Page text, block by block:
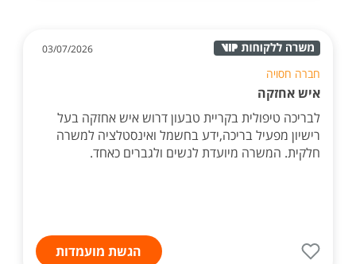
03/07/2026
חברה חסויה
איש אחזקה
לבריכה טיפולית בקריית טבעון דרוש איש אחזקה בעל
רישיון מפעיל בריכה,ידע בחשמל ואינסטלציה למשרה
חלקית. המשרה מיועדת לנשים ולגברים כאחד.
הגשת מועמדות